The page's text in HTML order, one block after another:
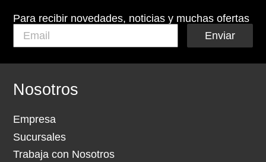
Para recibir novedades, noticias y muchas ofertas
Enviar
Nosotros
Empresa
Sucursales
Trabaja con Nosotros